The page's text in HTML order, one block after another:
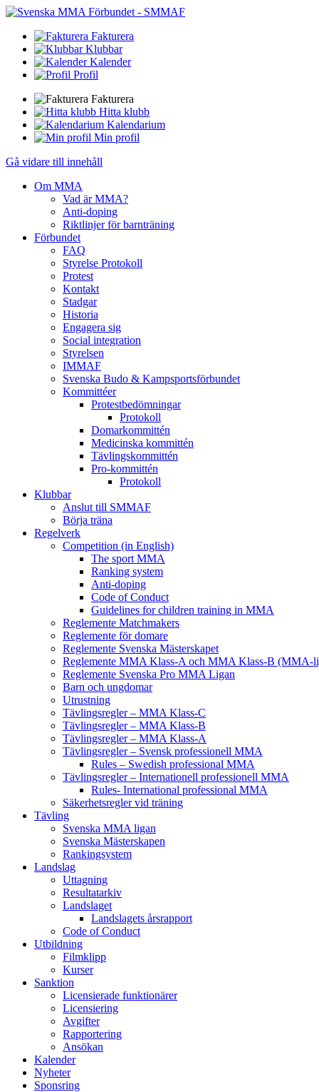
Fakturera
Klubbar
Kalender
Profil
Fakturera
Hitta klubb
Kalendarium
Min profil
Gå vidare till innehåll
Om MMA
Vad är MMA?
Anti-doping
Riktlinjer för barnträning
Förbundet
FAQ
Styrelse Protokoll
Protest
Kontakt
Stadgar
Historia
Engagera sig
Social integration
Styrelsen
IMMAF
Svenska Budo & Kampsportsförbundet
Kommittéer
Protestbedömningar
Protokoll
Domarkommittén
Medicinska kommittén
Tävlingskommittén
Pro-kommittén
Protokoll
Klubbar
Anslut till SMMAF
Börja träna
Regelverk
Competition (in English)
The sport MMA
Ranking system
Anti-doping
Code of Conduct
Guidelines for children training in MMA
Reglemente Matchmakers
Reglemente för domare
Reglemente Svenska Mästerskapet
Reglemente MMA Klass-A och MMA Klass-B (MMA-
Reglemente Svenska Pro MMA Ligan
Barn och ungdomar
Utrustning
Tävlingsregler – MMA Klass-C
Tävlingsregler – MMA Klass-B
Tävlingsregler – MMA Klass-A
Tävlingsregler – Svensk professionell MMA
Rules – Swedish professional MMA
Tävlingsregler – Internationell professionell MMA
Rules- International professional MMA
Säkerhetsregler vid träning
Tävling
Svenska MMA ligan
Svenska Mästerskapen
Rankingsystem
Landslag
Uttagning
Resultatarkiv
Landslaget
Landslagets årsrapport
Code of Conduct
Utbildning
Filmklipp
Kurser
Sanktion
Licensierade funktionärer
Licensiering
Avgifter
Rapportering
Ansökan
Kalender
Nyheter
Sponsring